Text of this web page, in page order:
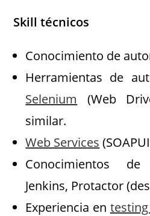
Skill técnicos
Conocimiento de
Herramientas de
Selenium (Web
similar.
Web Services
Conocimientos de
Jenkins, Protactor
Experiencia en